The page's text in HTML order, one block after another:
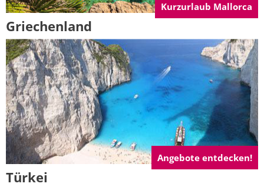
Kurzurlaub Mallorca
Griechenland
Angebote entdecken!
Türkei